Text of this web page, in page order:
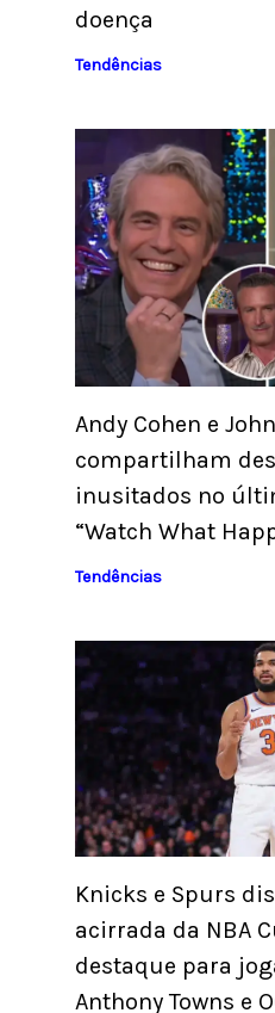
doença
Tendências
Andy Cohen e
compartilham
inusitados no
“Watch What
Tendências
Knicks e Spurs
acirrada da NBA
destaque para
Anthony Towns e